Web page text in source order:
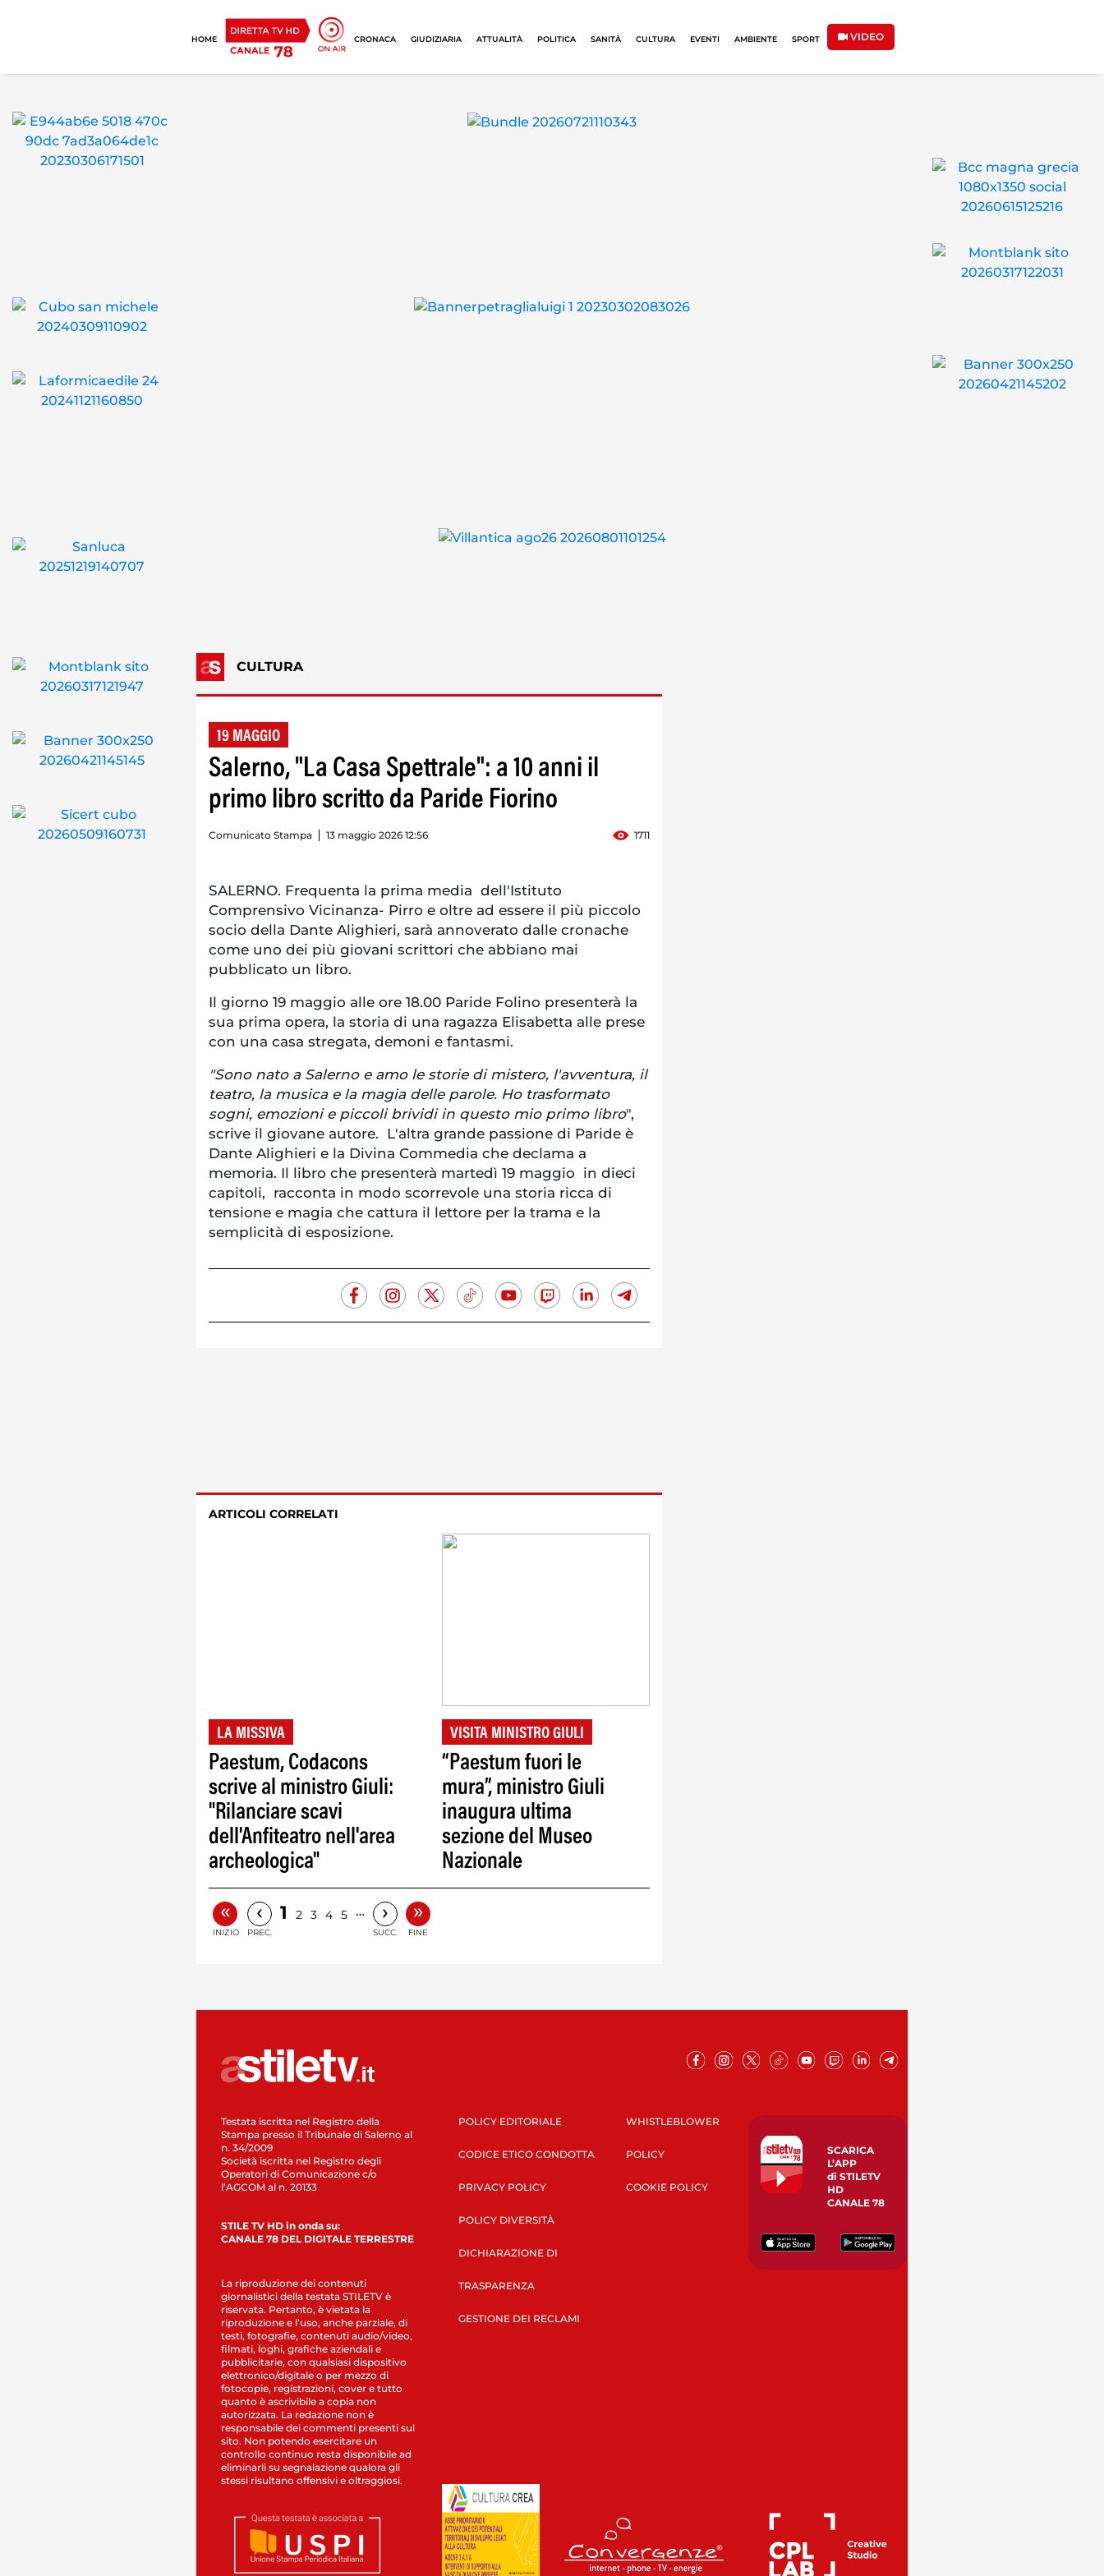
HOME CRONACA GIUDIZIARIA ATTUALITÀ POLITICA SANITÀ CULTURA EVENTI AMBIENTE SPORT VIDEO
CULTURA
19 MAGGIO
Salerno, "La Casa Spettrale": a 10 anni il
primo libro scritto da Paride Fiorino
Comunicato Stampa 13 maggio 2026 12:56 1711
SALERNO. Frequenta la prima media dell'Istituto
Comprensivo Vicinanza- Pirro e oltre ad essere il più piccolo
socio della Dante Alighieri, sarà annoverato dalle cronache
come uno dei più giovani scrittori che abbiano mai
pubblicato un libro.
Il giorno 19 maggio alle ore 18.00 Paride Folino presenterà la
sua prima opera, la storia di una ragazza Elisabetta alle prese
con una casa stregata, demoni e fantasmi.
"Sono nato a Salerno e amo le storie di mistero, l'avventura, il
teatro, la musica e la magia delle parole. Ho trasformato
sogni, emozioni e piccoli brividi in questo mio primo libro",
scrive il giovane autore. L'altra grande passione di Paride è
Dante Alighieri e la Divina Commedia che declama a
memoria. Il libro che presenterà martedì 19 maggio in dieci
capitoli, racconta in modo scorrevole una storia ricca di
tensione e magia che cattura il lettore per la trama e la
semplicità di esposizione.
ARTICOLI CORRELATI
LA MISSIVA
Paestum, Codacons
scrive al ministro Giuli:
"Rilanciare scavi
dell'Anfiteatro nell'area
archeologica"
VISITA MINISTRO GIULI
“Paestum fuori le
mura”, ministro Giuli
inaugura ultima
sezione del Museo
Nazionale
«
INIZIO
‹
PREC.
1 2 3 4 5 … ›
SUCC.
»
FINE
Testata iscritta nel Registro della
Stampa presso il Tribunale di Salerno al
n. 34/2009
Società iscritta nel Registro degli
Operatori di Comunicazione c/o
l’AGCOM al n. 20133
STILE TV HD in onda su:
CANALE 78 DEL DIGITALE TERRESTRE
La riproduzione dei contenuti
giornalistici della testata STILETV è
riservata. Pertanto, è vietata la
riproduzione e l’uso, anche parziale, di
testi, fotografie, contenuti audio/video,
filmati, loghi, grafiche aziendali e
pubblicitarie, con qualsiasi dispositivo
elettronico/digitale o per mezzo di
fotocopie, registrazioni, cover e tutto
quanto è ascrivibile a copia non
autorizzata. La redazione non è
responsabile dei commenti presenti sul
sito. Non potendo esercitare un
controllo continuo resta disponibile ad
eliminarli su segnalazione qualora gli
stessi risultano offensivi e oltraggiosi.
POLICY EDITORIALE
CODICE ETICO CONDOTTA
PRIVACY POLICY
POLICY DIVERSITÀ
DICHIARAZIONE DI
TRASPARENZA
GESTIONE DEI RECLAMI
WHISTLEBLOWER
POLICY
COOKIE POLICY
SCARICA
L’APP
di STILETV
HD
CANALE 78